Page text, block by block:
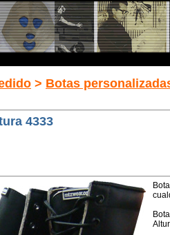
> Botas
4333